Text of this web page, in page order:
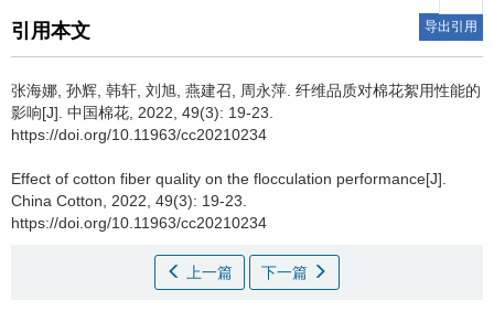
引用本文 导出引用
张海娜, 孙辉, 韩轩, 刘旭, 燕建召, 周永萍. 纤维品质对棉花絮用性能的
影响[J]. 中国棉花, 2022, 49(3): 19-23.
https://doi.org/10.11963/cc20210234
Effect of cotton fiber quality on the flocculation performance[J].
China Cotton, 2022, 49(3): 19-23.
https://doi.org/10.11963/cc20210234
上一篇 下一篇